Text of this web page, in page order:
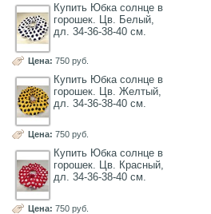
Купить Юбка солнце в
горошек. Цв. Белый,
дл. 34-36-38-40 см.
Цена: 750 руб.
Купить Юбка солнце в
горошек. Цв. Желтый,
дл. 34-36-38-40 см.
Цена: 750 руб.
Купить Юбка солнце в
горошек. Цв. Красный,
дл. 34-36-38-40 см.
Цена: 750 руб.